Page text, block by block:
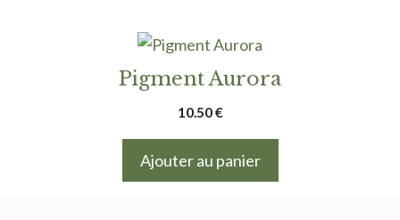
Pigment Aurora
10.50€
Ajouter au panier